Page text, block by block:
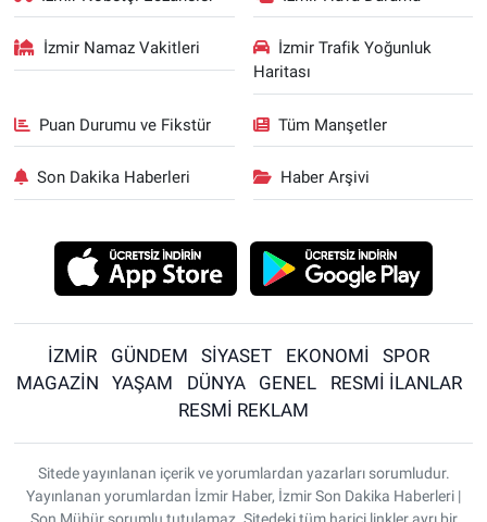
İzmir Namaz Vakitleri
İzmir Trafik Yoğunluk
Haritası
Puan Durumu ve Fikstür Tüm Manşetler
Son Dakika Haberleri Haber Arşivi
İZMİR GÜNDEM SİYASET EKONOMİ
SPOR
MAGAZİN
YAŞAM DÜNYA GENEL
RESMİ İLANLAR
RESMİ REKLAM
Sitede yayınlanan içerik ve yorumlardan yazarları sorumludur.
Yayınlanan yorumlardan İzmir Haber, İzmir Son Dakika Haberleri |